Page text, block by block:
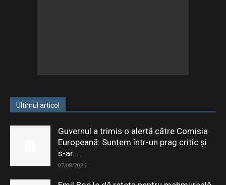
Ultimul articol
Guvernul a trimis o alertă către Comisia
Europeană: Suntem într-un prag critic și
s-ar...
07/08/2026